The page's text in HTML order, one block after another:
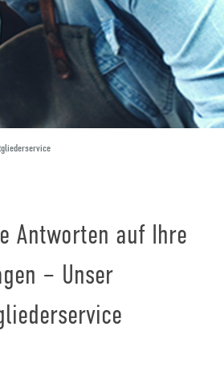
Antworten auf Ihre
– Unser